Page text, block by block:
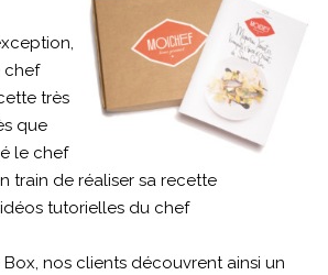
chef
très
que
le chef
train de réaliser sa recette
tutorielles du chef
nos clients découvrent ainsi un